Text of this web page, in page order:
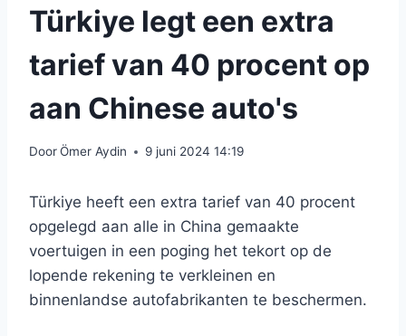
Türkiye legt een extra
tarief van 40 procent op
aan Chinese auto's
DoorÖmer Aydin 9 juni 2024 14:19
Türkiye heeft een extra tarief van 40 procent
opgelegd aan alle in China gemaakte
voertuigen in een poging het tekort op de
lopende rekening te verkleinen en
binnenlandse autofabrikanten te beschermen.